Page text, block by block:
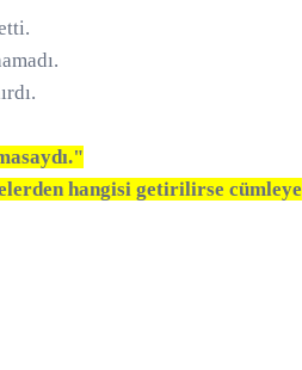
hangisi getirilirse cümleye